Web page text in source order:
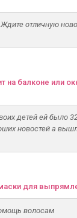
отличную
на балконе или
детей ей было
новостей а
для
волосам